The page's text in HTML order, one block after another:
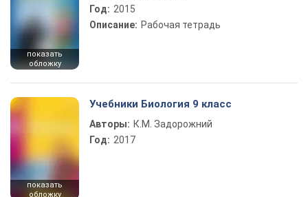
показать
обложку
Год: 2015
Описание: Рабочая тетрадь
показать
обложку
Учебники Биология 9 класс
Авторы: К.М. Задорожний
Год: 2017